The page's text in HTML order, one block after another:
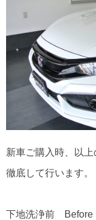
新車ご購入時、以
徹底して行います。
下地洗浄前 Before